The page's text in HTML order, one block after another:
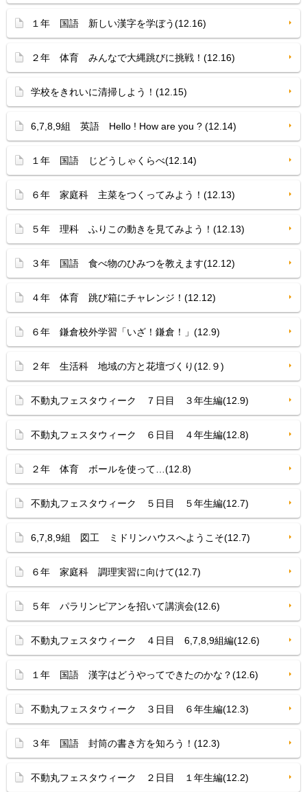
１年 国語 新しい漢字を学ぼう(12.16)
２年 体育 みんなで大縄跳びに挑戦！(12.16)
学校をきれいに清掃しよう！(12.15)
6,7,8,9組 英語 Hello ! How are you ? (12.14)
１年 国語 じどうしゃくらべ(12.14)
６年 家庭科 主菜をつくってみよう！(12.13)
５年 理科 ふりこの動きを見てみよう！(12.13)
３年 国語 食べ物のひみつを教えます(12.12)
４年 体育 跳び箱にチャレンジ！(12.12)
６年 鎌倉校外学習「いざ！鎌倉！」(12.9)
２年 生活科 地域の方と花壇づくり(12.９)
不動丸フェスタウィーク ７日目 ３年生編(12.9)
不動丸フェスタウィーク ６日目 ４年生編(12.8)
２年 体育 ボールを使って…(12.8)
不動丸フェスタウィーク ５日目 ５年生編(12.7)
6,7,8,9組 図工 ミドリンハウスへようこそ(12.7)
６年 家庭科 調理実習に向けて(12.7)
５年 パラリンピアンを招いて講演会(12.6)
不動丸フェスタウィーク ４日目 6,7,8,9組編(12.6)
１年 国語 漢字はどうやってできたのかな？(12.6)
不動丸フェスタウィーク ３日目 ６年生編(12.3)
３年 国語 封筒の書き方を知ろう！(12.3)
不動丸フェスタウィーク ２日目 １年生編(12.2)